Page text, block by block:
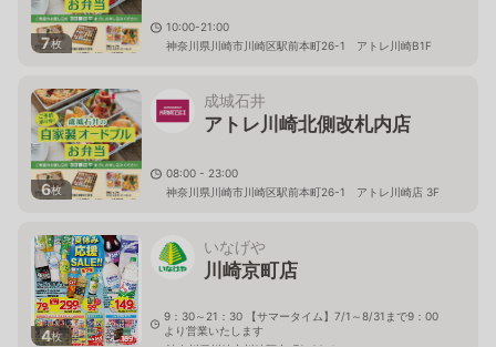
7枚
10:00-21:00
神奈川県川崎市川崎区駅前本町26-1 アトレ川崎B1F
6枚
成城石井
アトレ川崎北側改札内店
08:00 - 23:00
神奈川県川崎市川崎区駅前本町26-1 アトレ川崎店 3F
4枚
いなげや
川崎京町店
9：30～21：30 【サマータイム】7/1～8/31まで9：00
より営業いたします